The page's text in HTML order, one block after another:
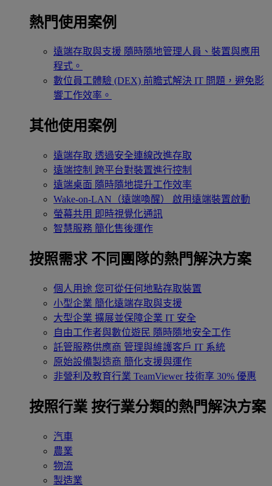
熱門使用案例
遠端存取與支援 隨時隨地管理人員、裝置與應用
程式。
數位員工體驗 (DEX) 前瞻式解決 IT 問題，避免影
響工作效率。
其他使用案例
遠端存取 透過安全連線改進存取
遠端控制 跨平台對裝置進行控制
遠端桌面 隨時隨地提升工作效率
Wake-on-LAN（遠端喚醒）
啟用遠端裝置啟動
螢幕共用 即時視覺化通訊
智慧服務 簡化售後運作
按照需求 不同團隊的熱門解決方案
個人用途 您可從任何地點存取裝置
小型企業 簡化遠端存取與支援
大型企業 擴展並保障企業 IT 安全
自由工作者與數位遊民 隨時隨地安全工作
託管服務供應商 管理與維護客戶 IT 系統
原始設備製造商 簡化支援與運作
非營利及教育行業 TeamViewer 技術享 30% 優惠
按照行業 按行業分類的熱門解決方案
汽車
農業
物流
製造業